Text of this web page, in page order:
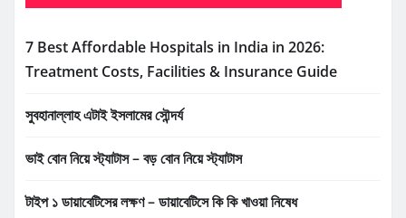
7 Best Affordable Hospitals in India in 2026:
Treatment Costs, Facilities & Insurance Guide
সুবহানাল্লাহ এটাই ইসলামের সৌন্দর্য
ভাই বোন নিয়ে স্ট্যাটাস – বড় বোন নিয়ে স্ট্যাটাস
টাইপ ১ ডায়াবেটিসের লক্ষণ – ডায়াবেটিসে কি কি খাওয়া নিষেধ